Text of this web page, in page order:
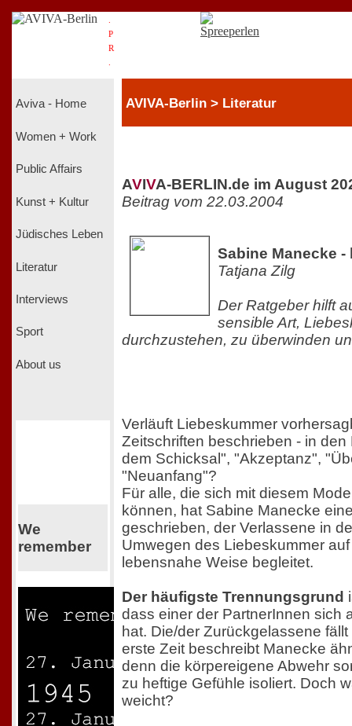
P
R
Aviva - Home
Women + Work
Public Affairs
Kunst + Kultur
Jüdisches Leben
Literatur
Interviews
Sport
About us
We
remember
AVIVA-Berlin > Literatur
AVIVA-BERLIN.de im August
Beitrag vom 22.03.2004
Sabine Manecke -
Tatjana Zilg
Der Ratgeber hilft
sensible Art,
durchzustehen, zu überwinden
Verläuft Liebeskummer
Zeitschriften beschrieben - in
dem Schicksal", "Akzeptanz",
"Neuanfang"?
Für alle, die sich mit diesem
können, hat Sabine Manecke
geschrieben, der Verlassene in
Umwegen des Liebeskummer
lebensnahe Weise begleitet.
Der häufigste Trennungsgrund
dass einer der PartnerInnen sich
hat. Die/der Zurückgelassene
erste Zeit beschreibt Manecke
denn die körpereigene Abwehr
zu heftige Gefühle isoliert. Doch
weicht?